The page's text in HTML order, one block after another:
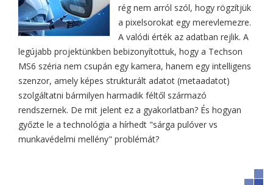
rég nem arról szól, hogy rögzítjük
a pixelsorokat egy merevlemezre.
A valódi érték az adatban rejlik. A
legújabb projektünkben bebizonyítottuk, hogy a Techson
MS6 széria nem csupán egy kamera, hanem egy intelligens
szenzor, amely képes strukturált adatot (metaadatot)
szolgáltatni bármilyen harmadik féltől származó
rendszernek. De mit jelent ez a gyakorlatban? És hogyan
győzte le a technológia a hírhedt "sárga pulóver vs
munkavédelmi mellény" problémát?